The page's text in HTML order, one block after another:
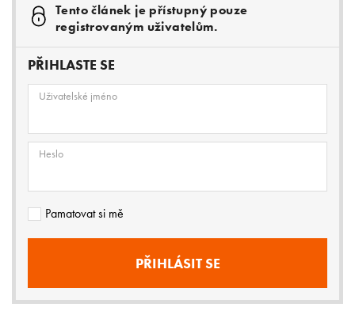
Tento článek je přístupný pouze
registrovaným uživatelům.
PŘIHLASTE SE
Uživatelské jméno
Heslo
Pamatovat si mě